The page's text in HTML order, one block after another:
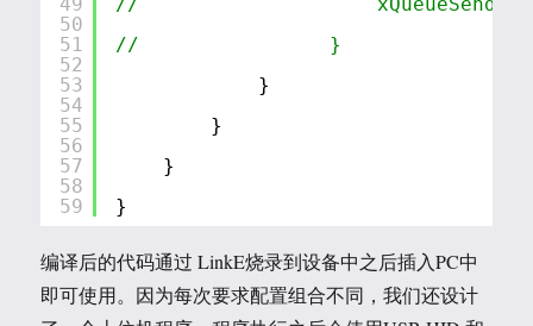
49
50
51
52
53
54
55
56
57
58
59
//
//                }
}
}
}
}
编译后的代码通过 LinkE烧录到设备中之后插入PC中
即可使用。因为每次要求配置组合不同，我们还设计